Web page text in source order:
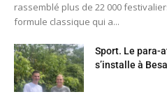
rassemblé plus de 22 000
formule classique qui a...
Sport. Le para-
s’installe à